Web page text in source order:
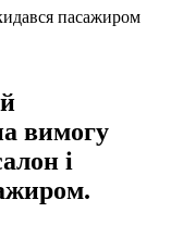
вимогу
і